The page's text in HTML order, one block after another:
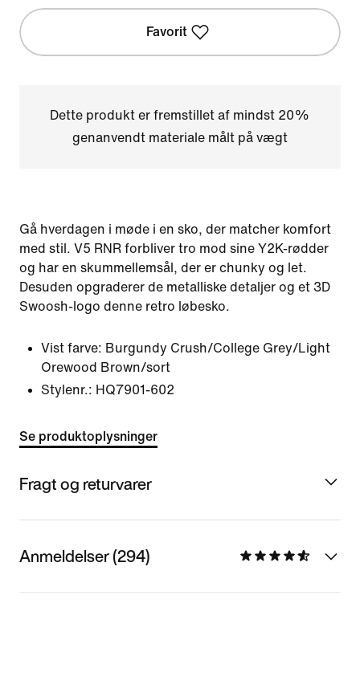
Favorit
Dette produkt er fremstillet af mindst 20%
genanvendt materiale målt på vægt
Gå hverdagen i møde i en sko, der matcher komfort
med stil. V5 RNR forbliver tro mod sine Y2K-rødder
og har en skummellemsål, der er chunky og let.
Desuden opgraderer de metalliske detaljer og et 3D
Swoosh-logo denne retro løbesko.
Vist farve: Burgundy Crush/College Grey/Light
Orewood Brown/sort
Stylenr.: HQ7901-602
Se produktoplysninger
Fragt og returvarer
Anmeldelser (294)